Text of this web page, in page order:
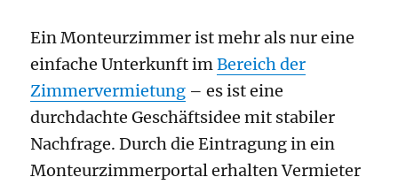
Ein Monteurzimmer ist mehr als nur eine
einfache Unterkunft imBereich der
Zimmervermietung – es ist eine
durchdachte Geschäftsidee mit stabiler
Nachfrage. Durch die Eintragung in ein
Monteurzimmerportal erhalten Vermieter